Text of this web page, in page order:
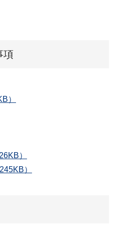
項
）
）
）